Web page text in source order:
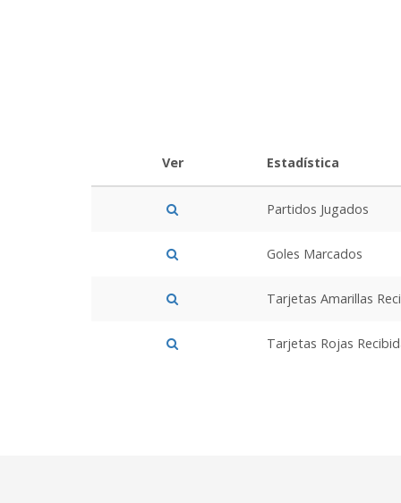
Ver Estadística
Partidos Jugados
Goles Marcados
Tarjetas Amarillas
Tarjetas Rojas